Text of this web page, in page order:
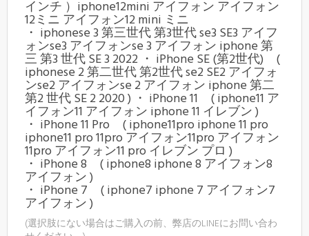
インチ ）iphone12mini アイフォン アイフォン
12ミニ アイフォン12 mini ミニ
・ iphonese 3 第三世代 第3世代 se3 SE3 アイフ
ォンse3 アイフォンse 3 アイフォン iphone 第
三 第3 世代 SE 3 2022 ・ iPhone SE (第2世代) (
iphonese 2 第二世代 第2世代 se2 SE2 アイフォ
ンse2 アイフォンse 2 アイフォン iphone 第二
第2 世代 SE 2 2020 ) ・ iPhone 11 ( iphone11 ア
イフォン11 アイフォン iphone 11 イレブン )
・ iPhone 11 Pro ( iphone11pro iphone 11 pro
iphone11 pro 11pro アイフォン11pro アイフォン
11pro アイフォン11 pro イレブン プロ )
・ iPhone 8 ( iphone8 iphone 8 アイフォン8
アイフォン )
・ iPhone 7 ( iphone7 iphone 7 アイフォン7
アイフォン )
(選択肢にない場合はご購入の前、弊店のLINEにお問い合わ